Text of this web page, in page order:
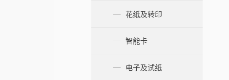
花纸及转印
智能卡
电子及试纸